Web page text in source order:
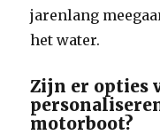
jarenlang
het water.
Zijn er opties
motorboot?